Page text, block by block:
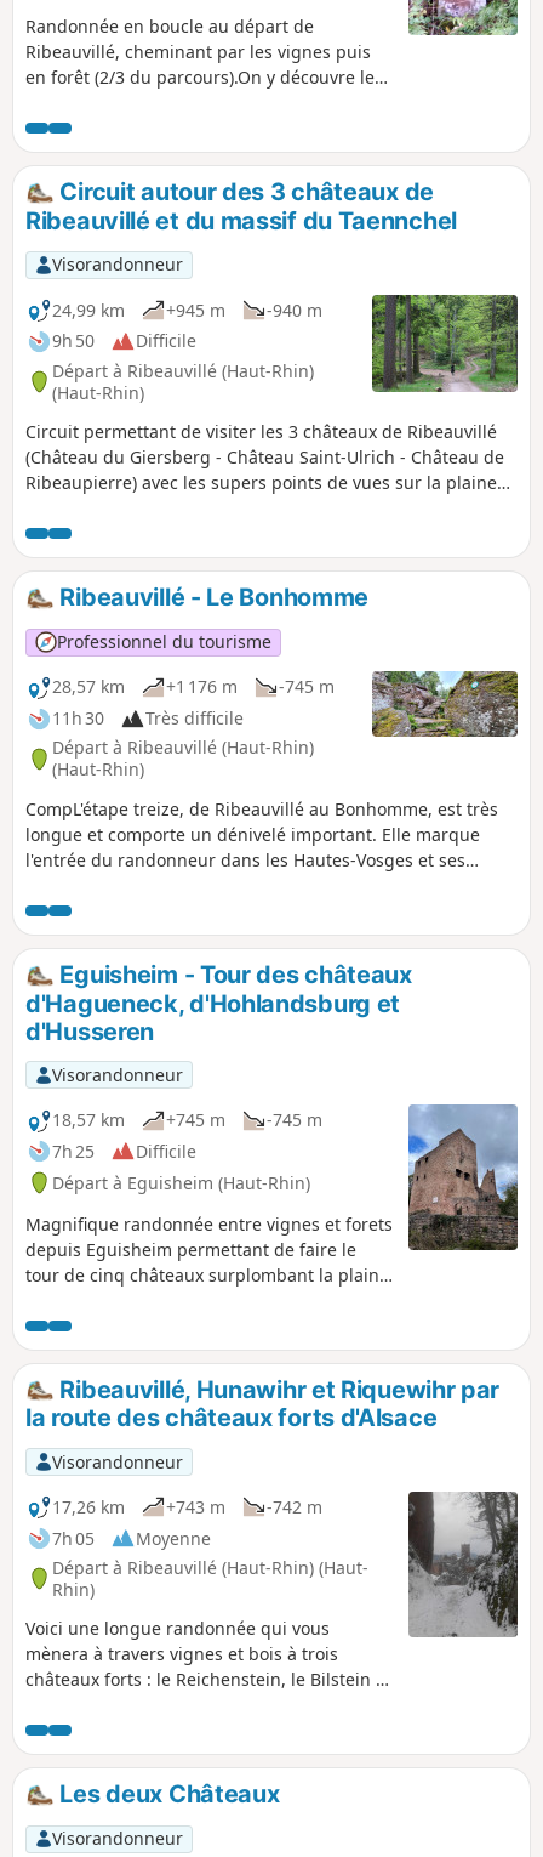
Randonnée en boucle au départ de
Ribeauvillé, cheminant par les vignes puis
en forêt (2/3 du parcours).On y découvre le
redescend vers le Langrain pour suivre le
Ruisseau du Bergenbach jusqu'au Rocher du
Witzigfelsen et le Château du Reichenberg.
Le retour se fait dans les vignes sur le
Chemin de Compostelle. Randonnée
accessible via la Gare de Ribeauville-Gare-
Routiè.
Circuit autour des 3 châteaux de
Ribeauvillé et du massif du Taennchel
Visorandonneur
24,99 km
+945 m
-940 m
9h 50
Difficile
Départ à Ribeauvillé (Haut-Rhin)
(Haut-Rhin)
Circuit permettant de visiter les 3 châteaux de Ribeauvillé
(Château du Giersberg - Château Saint-Ulrich - Château de
Ribeaupierre) avec les supers points de vues sur la plaine
Taennchel avec ses Rochers, son mur Païen et ses points de
vues sur le château du Haut-Koenigsbourg.
Ribeauvillé - Le Bonhomme
Professionnel du tourisme
28,57 km
+1 176 m
-745 m
11h 30
Très difficile
Départ à Ribeauvillé (Haut-Rhin)
(Haut-Rhin)
CompL'étape treize, de Ribeauvillé au Bonhomme, est très
longue et comporte un dénivelé important. Elle marque
l'entrée du randonneur dans les Hautes-Vosges et ses
vallée de Lapoutroie. Avec une ambiance montagnarde et
de superbes vues en perspective.
Eguisheim - Tour des châteaux
d'Hagueneck, d'Hohlandsburg et
d'Husseren
Visorandonneur
18,57 km
+745 m
-745 m
7h 25
Difficile
Départ à Eguisheim (Haut-Rhin)
Magnifique randonnée entre vignes et forets
depuis Eguisheim permettant de faire le
tour de cinq châteaux surplombant la plaine
camping d''Eguisheim, montée à travers les
vignes vers la Tour d'Haguenek, puis le
Château d'Hohlansburg par le Sentier
Herzog, passage par la Fontaine de la Dame
puis sous le Rocher Turenne et l'Abri de
Stauffen puis retour par les Trois Châteaux
surplombant Husseren-les-Châteaux puis
par les vignes surplombant Eguisheim.
Ribeauvillé, Hunawihr et Riquewihr par
la route des châteaux forts d'Alsace
Visorandonneur
17,26 km
+743 m
-742 m
7h 05
Moyenne
Départ à Ribeauvillé (Haut-Rhin) (Haut-
Rhin)
Voici une longue randonnée qui vous
mènera à travers vignes et bois à trois
châteaux forts : le Reichenstein, le Bilstein et
Monastère Notre-Dame de Dusenbach.
Les deux Châteaux
Visorandonneur